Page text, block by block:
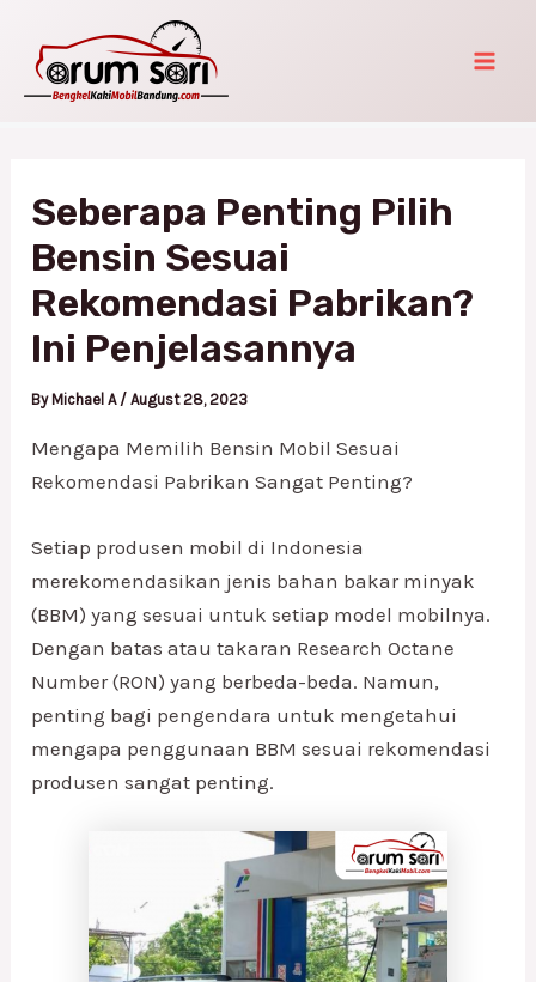
content
Seberapa Penting Pilih
Bensin Sesuai
Rekomendasi Pabrikan?
Ini Penjelasannya
By Michael A /August 28, 2023
Mengapa Memilih Bensin Mobil Sesuai
Rekomendasi Pabrikan Sangat Penting?
Setiap produsen mobil di Indonesia
merekomendasikan jenis bahan bakar minyak
(BBM) yang sesuai untuk setiap model mobilnya.
Dengan batas atau takaran Research Octane
Number (RON) yang berbeda-beda. Namun,
penting bagi pengendara untuk mengetahui
mengapa penggunaan BBM sesuai rekomendasi
produsen sangat penting.
navigation